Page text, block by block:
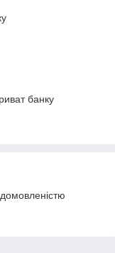
банку